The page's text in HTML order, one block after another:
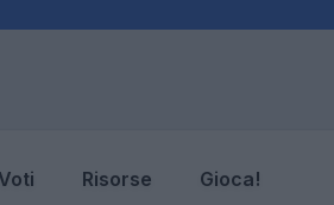
Risorse Gioca!